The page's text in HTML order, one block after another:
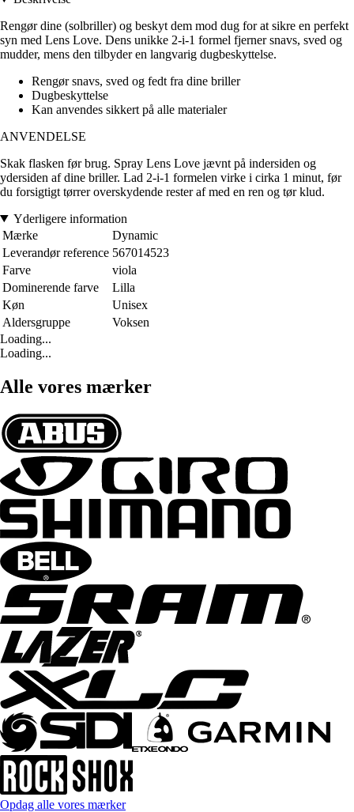
Rengør dine (solbriller) og beskyt dem mod dug for at sikre en perfekt
syn med Lens Love. Dens unikke 2-i-1 formel fjerner snavs, sved og
mudder, mens den tilbyder en langvarig dugbeskyttelse.
Rengør snavs, sved og fedt fra dine briller
Dugbeskyttelse
Kan anvendes sikkert på alle materialer
ANVENDELSE
Skak flasken før brug. Spray Lens Love jævnt på indersiden og
ydersiden af dine briller. Lad 2-i-1 formelen virke i cirka 1 minut, før
du forsigtigt tørrer overskydende rester af med en ren og tør klud.
Yderligere information
Mærke
Dynamic
Leverandør reference 567014523
Farve
viola
Dominerende farve
Lilla
Køn
Unisex
Aldersgruppe
Voksen
Loading...
Loading...
Alle vores mærker
Opdag alle vores mærker